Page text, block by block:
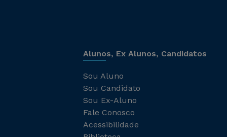
Alunos, Ex Alunos, Candidatos
Sou Aluno
Sou Candidato
Sou Ex-Aluno
Fale Conosco
Acessibilidade